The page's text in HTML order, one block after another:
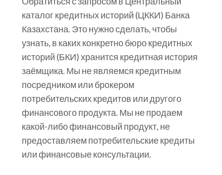
каталог кредитных историй (ЦККИ) Банка
Казахстана. Это нужно сделать, чтобы
узнать, в каких конкретно бюро кредитных
историй (БКИ) хранится кредитная история
заёмщика. Мы не являемся кредитным
посредником или брокером
потребительских кредитов или другого
финансового продукта. Мы не продаем
какой-либо финансовый продукт, не
предоставляем потребительские кредиты
или финансовые консультации.